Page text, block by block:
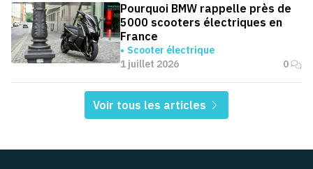
Pourquoi BMW rappelle près de
5000 scooters électriques en
France
Scooter électrique
1 juillet 2026
0
Voir tous les articles